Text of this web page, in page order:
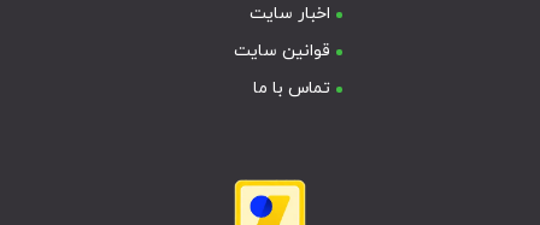
اخبار سایت
قوانین سایت
تماس با ما